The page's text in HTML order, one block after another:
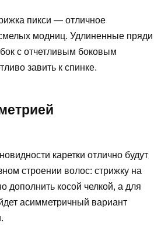
пикси — отличное
модниц. Удлиненные пряди
с отчетливым боковым
завить к спинке.
каретки отлично будут
строении волос: стрижку на
дополнить косой челкой, а для
асимметричный вариант